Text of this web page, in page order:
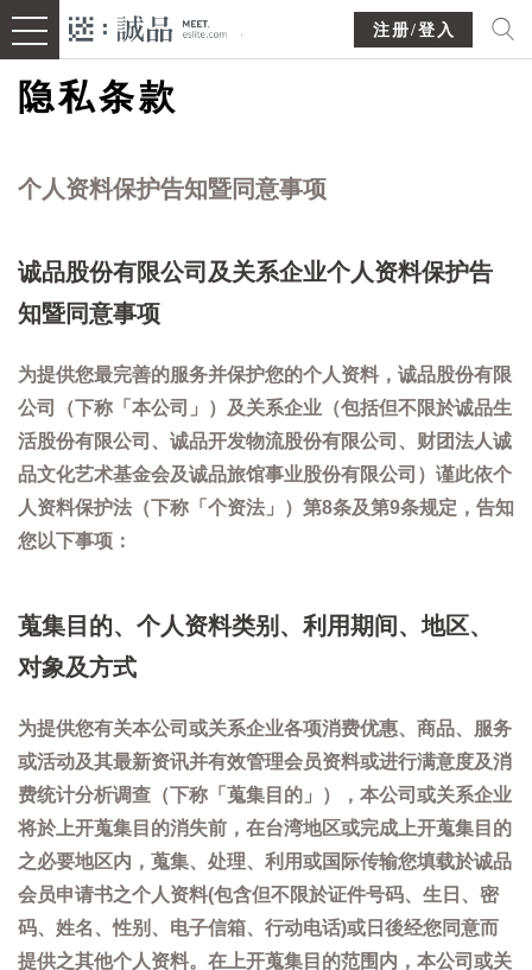
注册/登入
隐私条款
个人资料保护告知暨同意事项
诚品股份有限公司及关系企业个人资料保护告
知暨同意事项
为提供您最完善的服务并保护您的个人资料，诚品股份有限
公司（下称「本公司」）及关系企业（包括但不限於诚品生
活股份有限公司、诚品开发物流股份有限公司、财团法人诚
品文化艺术基金会及诚品旅馆事业股份有限公司）谨此依个
人资料保护法（下称「个资法」）第8条及第9条规定，告知
您以下事项：
蒐集目的、个人资料类别、利用期间、地区、
对象及方式
为提供您有关本公司或关系企业各项消费优惠、商品、服务
或活动及其最新资讯并有效管理会员资料或进行满意度及消
费统计分析调查（下称「蒐集目的」），本公司或关系企业
将於上开蒐集目的消失前，在台湾地区或完成上开蒐集目的
之必要地区内，蒐集、处理、利用或国际传输您填载於诚品
会员申请书之个人资料(包含但不限於证件号码、生日、密
码、姓名、性别、电子信箱、行动电话)或日後经您同意而
提供之其他个人资料。在上开蒐集目的范围内，本公司或关